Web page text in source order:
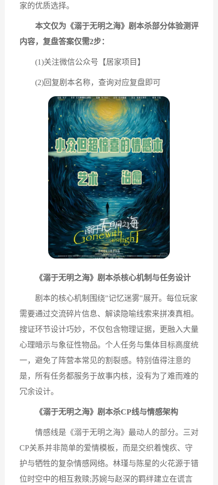
家的优质选择。
本文仅为《溺于无明之海》剧本杀部分体验测评
内容，复盘答案仅需2步：
(1)关注微信公众号【居家项目】
(2)回复剧本名称，查询对应复盘即可
《溺于无明之海》剧本杀核心机制与任务设计​​
剧本的核心机制围绕"记忆迷雾"展开。每位玩家
需要通过交流碎片信息、解读隐喻线索来拼凑真相。
搜证环节设计巧妙，不仅包含物理证据，更融入大量
心理暗示与象征性物品。个人任务与集体目标高度统
一，避免了阵营本常见的割裂感。特别值得注意的
是，所有任务都服务于故事内核，没有为了难而难的
冗余设计。
《溺于无明之海》剧本杀​​CP线与情感架构​​
情感线是《溺于无明之海》最动人的部分。三对
CP关系并非简单的爱情模板，而是交织着愧疚、守
护与牺牲的复杂情感网络。林瑾与陈星的火花源于错
位时空中的相互救赎;苏婉与赵深的羁绊建立在谎言